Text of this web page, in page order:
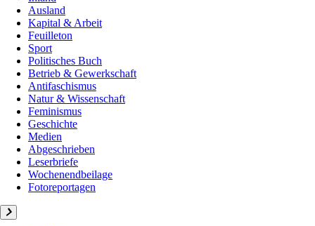
Ausland
Kapital & Arbeit
Feuilleton
Sport
Politisches Buch
Betrieb & Gewerkschaft
Antifaschismus
Natur & Wissenschaft
Feminismus
Geschichte
Medien
Abgeschrieben
Leserbriefe
Wochenendbeilage
Fotoreportagen